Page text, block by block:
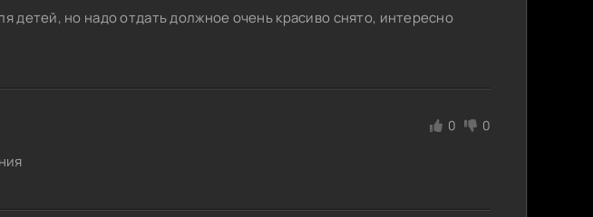
детей, но надо отдать должное очень красиво снято, интересно
0 0